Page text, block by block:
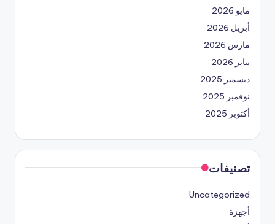
مايو 2026
أبريل 2026
مارس 2026
يناير 2026
ديسمبر 2025
نوفمبر 2025
أكتوبر 2025
تصنيفات
Uncategorized
أجهزة